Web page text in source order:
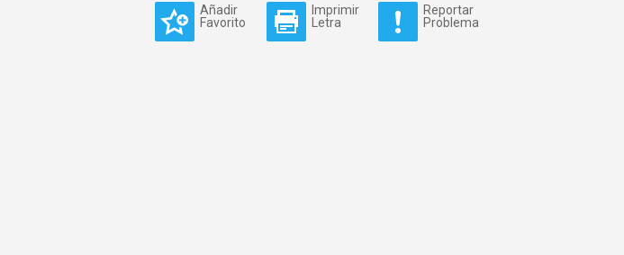
Añadir
Favorito
Imprimir
Letra
Reportar
Problema